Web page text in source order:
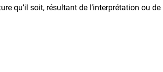
qu’il soit, résultant de l’interprétation ou de